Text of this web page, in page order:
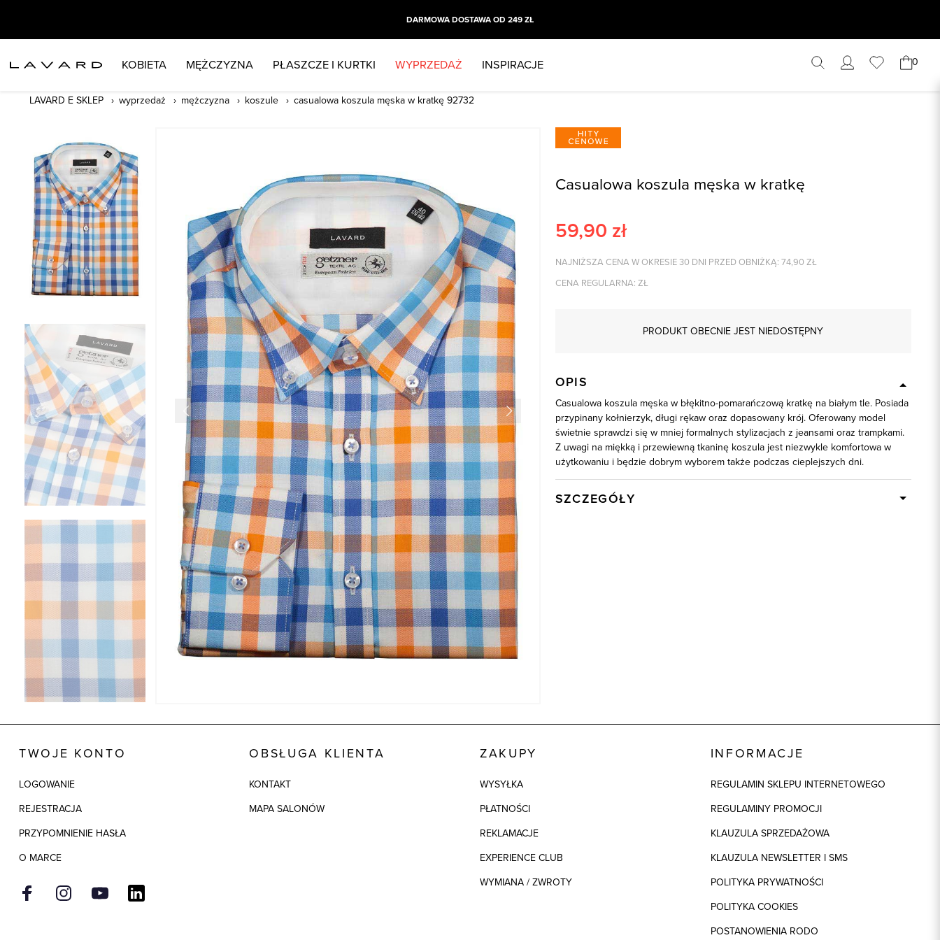
DARMOWA DOSTAWA OD 249 ZŁ
KOBIETA MĘŻCZYZNA PŁASZCZE I KURTKI WYPRZEDAŻ INSPIRACJE 0
LAVARD E SKLEP wyprzedaż mężczyzna koszule casualowa koszula męska w kratkę 92732
Casualowa koszula męska w kratkę
59,90 zł
NAJNIŻSZA CENA W OKRESIE 30 DNI PRZED OBNIŻKĄ: 74,90 ZŁ
CENA REGULARNA: ZŁ
PRODUKT OBECNIE JEST NIEDOSTĘPNY
OPIS
Casualowa koszula męska w błękitno-pomarańczową kratkę na białym tle. Posiada
przypinany kołnierzyk, długi rękaw oraz dopasowany krój. Oferowany model
świetnie sprawdzi się w mniej formalnych stylizacjach z jeansami oraz trampkami.
Z uwagi na miękką i przewiewną tkaninę koszula jest niezwykle komfortowa w
użytkowaniu i będzie dobrym wyborem także podczas cieplejszych dni.
SZCZEGÓŁY
TWOJE KONTO
LOGOWANIE
REJESTRACJA
PRZYPOMNIENIE HASŁA
O MARCE
OBSŁUGA KLIENTA
KONTAKT
MAPA SALONÓW
ZAKUPY
WYSYŁKA
PŁATNOŚCI
REKLAMACJE
EXPERIENCE CLUB
WYMIANA / ZWROTY
INFORMACJE
REGULAMIN SKLEPU INTERNETOWEGO
REGULAMINY PROMOCJI
KLAUZULA SPRZEDAŻOWA
KLAUZULA NEWSLETTER I SMS
POLITYKA PRYWATNOŚCI
POLITYKA COOKIES
POSTANOWIENIA RODO